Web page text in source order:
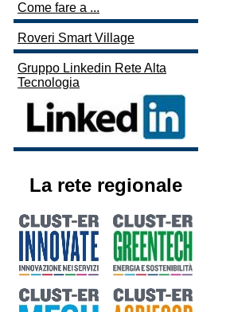
Come fare a ...
Roveri Smart Village
Gruppo Linkedin Rete Alta
Tecnologia
La rete regionale